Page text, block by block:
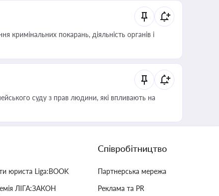
кримінальних покарань, діяльність органів і
суду з прав людини, які впливають на
юриста Liga:BOOK
ЛІГА:ЗАКОН
Співробітництво
Партнерська мережа
Реклама та PR